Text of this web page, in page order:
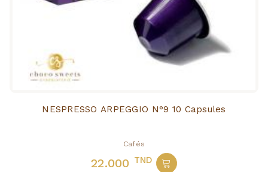
NESPRESSO ARPEGGIO N°9 10 Capsules
Cafés
22.000 TND